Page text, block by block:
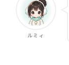
ルミィ